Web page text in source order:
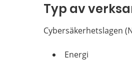
Typ av
Cybersäkerhetslagen
Energi